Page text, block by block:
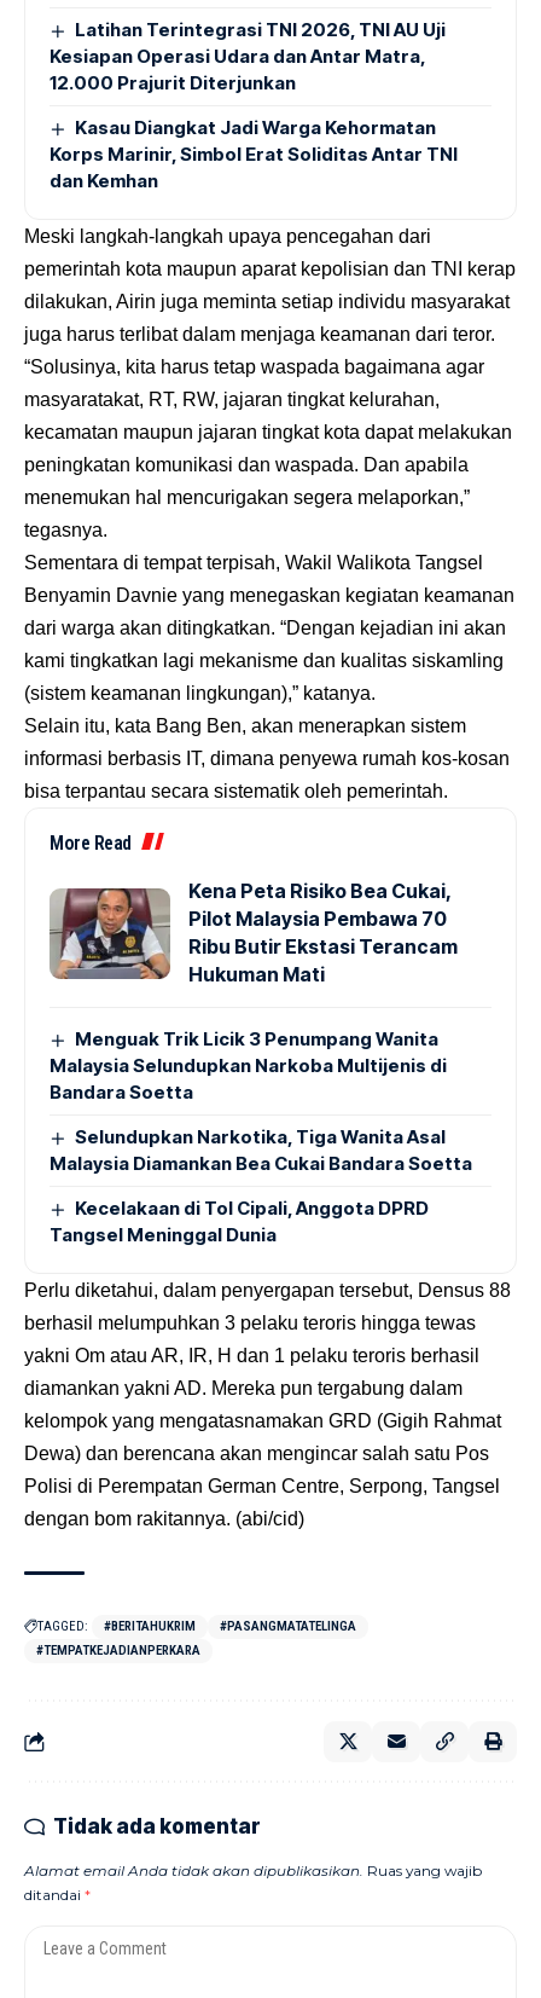
Latihan Terintegrasi TNI 2026, TNI AU Uji
Kesiapan Operasi Udara dan Antar Matra,
12.000 Prajurit Diterjunkan
Kasau Diangkat Jadi Warga Kehormatan
Korps Marinir, Simbol Erat Soliditas Antar TNI
dan Kemhan
Meski langkah-langkah upaya pencegahan dari
pemerintah kota maupun aparat kepolisian dan TNI kerap
dilakukan, Airin juga meminta setiap individu masyarakat
juga harus terlibat dalam menjaga keamanan dari teror.
“Solusinya, kita harus tetap waspada bagaimana agar
masyaratakat, RT, RW, jajaran tingkat kelurahan,
kecamatan maupun jajaran tingkat kota dapat melakukan
peningkatan komunikasi dan waspada. Dan apabila
menemukan hal mencurigakan segera melaporkan,”
tegasnya.
Sementara di tempat terpisah, Wakil Walikota Tangsel
Benyamin Davnie yang menegaskan kegiatan keamanan
dari warga akan ditingkatkan. “Dengan kejadian ini akan
kami tingkatkan lagi mekanisme dan kualitas siskamling
(sistem keamanan lingkungan),” katanya.
Selain itu, kata Bang Ben, akan menerapkan sistem
informasi berbasis IT, dimana penyewa rumah kos-kosan
bisa terpantau secara sistematik oleh pemerintah.
More Read
Kena Peta Risiko Bea Cukai,
Pilot Malaysia Pembawa 70
Ribu Butir Ekstasi Terancam
Hukuman Mati
Menguak Trik Licik 3 Penumpang Wanita
Malaysia Selundupkan Narkoba Multijenis di
Bandara Soetta
Selundupkan Narkotika, Tiga Wanita Asal
Malaysia Diamankan Bea Cukai Bandara Soetta
Kecelakaan di Tol Cipali, Anggota DPRD
Tangsel Meninggal Dunia
Perlu diketahui, dalam penyergapan tersebut, Densus 88
berhasil melumpuhkan 3 pelaku teroris hingga tewas
yakni Om atau AR, IR, H dan 1 pelaku teroris berhasil
diamankan yakni AD. Mereka pun tergabung dalam
kelompok yang mengatasnamakan GRD (Gigih Rahmat
Dewa) dan berencana akan mengincar salah satu Pos
Polisi di Perempatan German Centre, Serpong, Tangsel
dengan bom rakitannya. (abi/cid)
TAGGED: #BERITAHUKRIM
#PASANGMATATELINGA
#TEMPATKEJADIANPERKARA
Tidak ada komentar
Alamat email Anda tidak akan dipublikasikan. Ruas yang wajib
ditandai *